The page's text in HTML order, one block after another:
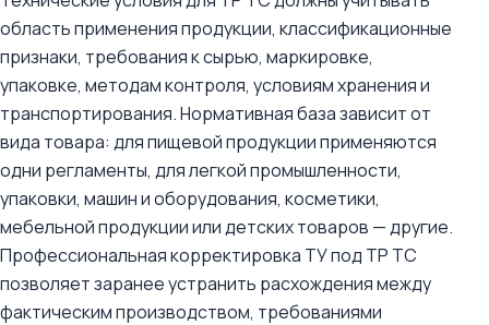
область применения продукции, классификационные
признаки, требования к сырью, маркировке,
упаковке, методам контроля, условиям хранения и
транспортирования. Нормативная база зависит от
вида товара: для пищевой продукции применяются
одни регламенты, для легкой промышленности,
упаковки, машин и оборудования, косметики,
мебельной продукции или детских товаров — другие.
Профессиональная корректировка ТУ под ТР ТС
позволяет заранее устранить расхождения между
фактическим производством, требованиями